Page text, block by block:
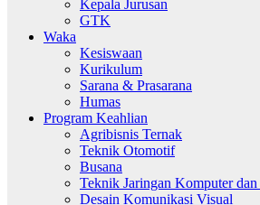
Kepala Jurusan
GTK
Waka
Kesiswaan
Kurikulum
Sarana & Prasarana
Humas
Program Keahlian
Agribisnis Ternak
Teknik Otomotif
Busana
Teknik Jaringan Komputer
Desain Komunikasi Visual